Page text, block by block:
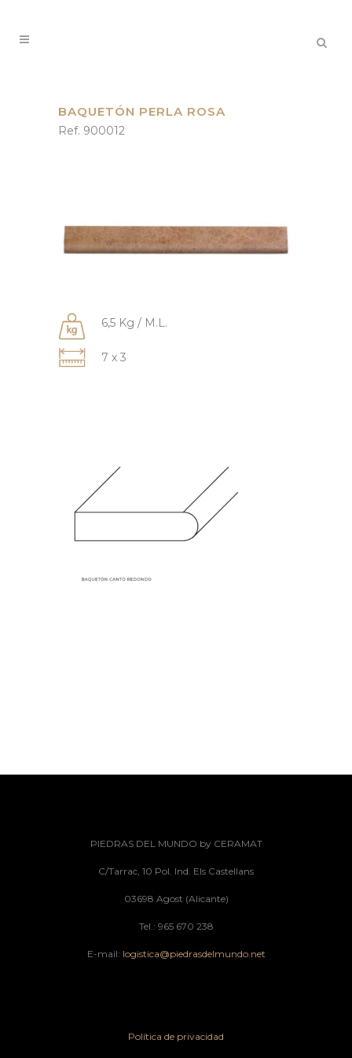
BAQUETÓN PERLA ROSA
Ref. 900012
6,5 Kg / M.L.
7 x 3
PIEDRAS DEL MUNDO by CERAMAT
C/Tarrac, 10 Pol. Ind. Els Castellans
03698 Agost (Alicante)
Tel.: 965 670 238
E-mail: logistica@piedrasdelmundo.net
Política de privacidad